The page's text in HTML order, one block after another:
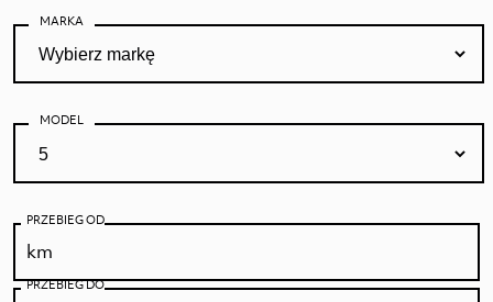
MARKA
MODEL
PRZEBIEG OD
PRZEBIEG DO